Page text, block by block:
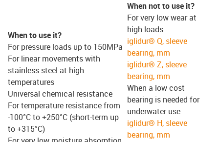
When to use it?
For pressure loads up to 150MPa
For linear movements with
stainless steel at high
temperatures
Universal chemical resistance
For temperature resistance from
-100°C to +250°C (short-term up
to +315°C)
When not to use it?
For very low wear at
high loads
iglidur® Q, sleeve
bearing, mm
iglidur® Z, sleeve
bearing, mm
When a low cost
bearing is needed for
underwater use
iglidur® H, sleeve
bearing, mm